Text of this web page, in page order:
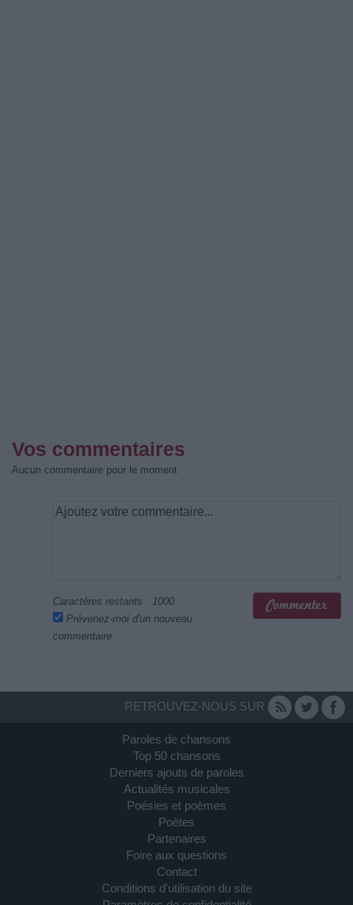
Vos commentaires
Aucun commentaire pour le moment
Caractères restants : 1000
Prévenez-moi d'un nouveau
commentaire
RETROUVEZ-NOUS SUR
Paroles de chansons
Top 50 chansons
Derniers ajouts de paroles
Actualités musicales
Poésies et poèmes
Poètes
Partenaires
Foire aux questions
Contact
Conditions d'utilisation du site